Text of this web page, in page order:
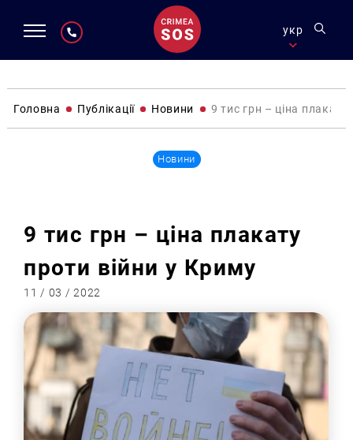
укр
Головна Публікації Новини 9 тис грн – ціна
Новини
9 тис грн – ціна плакату
проти війни у Криму
11 / 03 / 2022